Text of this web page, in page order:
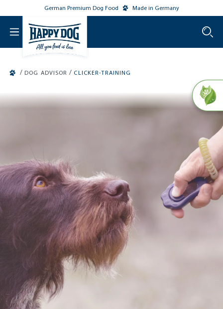
main contentGerman Premium Dog Food Made in Germany
/ DOG ADVISOR / CLICKER-TRAINING